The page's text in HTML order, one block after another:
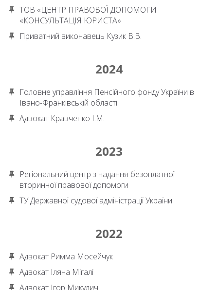
ТОВ «ЦЕНТР ПРАВОВОЇ ДОПОМОГИ
«КОНСУЛЬТАЦІЯ ЮРИСТА»
Приватний виконавець Кузик В.В.
2024
Головне управління Пенсійного фонду України в
Івано-Франківській області
Адвокат Кравченко І.М.
2023
Регіональний центр з надання безоплатної
вторинної правової допомоги
ТУ Державної судової адміністрації України
2022
Адвокат Римма Мосейчук
Адвокат Іляна Мігалі
Адвокат Ігор Микулич